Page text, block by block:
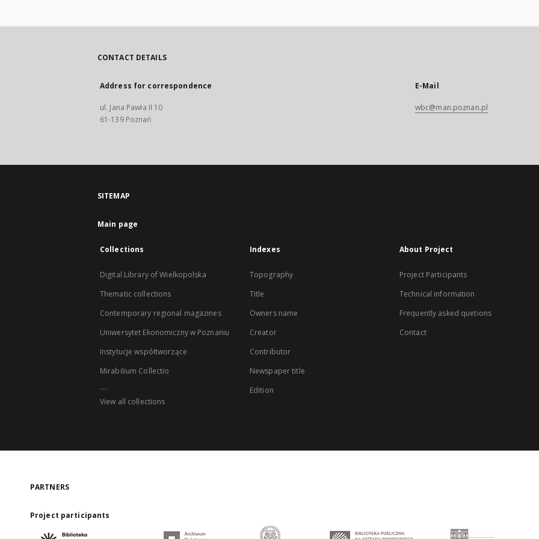
CONTACT DETAILS
Address for correspondence
ul. Jana Pawła II 10
61-139 Poznań
E-Mail
wbc@man.poznan.pl
SITEMAP
Main page
Collections
Digital Library of Wielkopolska
Thematic collections
Contemporary regional magazines
Uniwersytet Ekonomiczny w Poznaniu
Instytucje współtworzące
Mirabilium Collectio
...
View all collections
Indexes
Topography
Title
Owners name
Creator
Contributor
Newspaper title
Edition
About Project
Project Participants
Technical information
Frequently asked quetions
Contact
PARTNERS
Project participants